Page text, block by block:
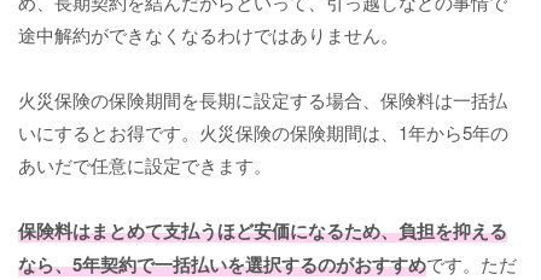
途中解約ができなくなるわけではありません。
火災保険の保険期間を長期に設定する場合、保険料は一括払
いにするとお得です。火災保険の保険期間は、1年から5年の
あいだで任意に設定できます。
保険料はまとめて支払うほど安価になるため、負担を抑える
なら、5年契約で一括払いを選択するのがおすすめです。ただ